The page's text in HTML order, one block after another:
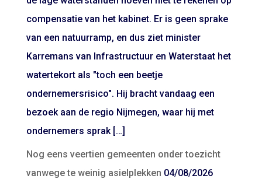
compensatie van het kabinet. Er is geen sprake
van een natuurramp, en dus ziet minister
Karremans van Infrastructuur en Waterstaat het
watertekort als "toch een beetje
ondernemersrisico". Hij bracht vandaag een
bezoek aan de regio Nijmegen, waar hij met
ondernemers sprak […]
Nog eens veertien gemeenten onder toezicht
vanwege te weinig asielplekken 04/08/2026